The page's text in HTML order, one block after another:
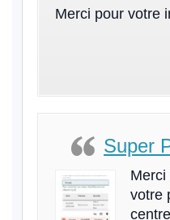
Merci pour votre
Super
Merci
votre